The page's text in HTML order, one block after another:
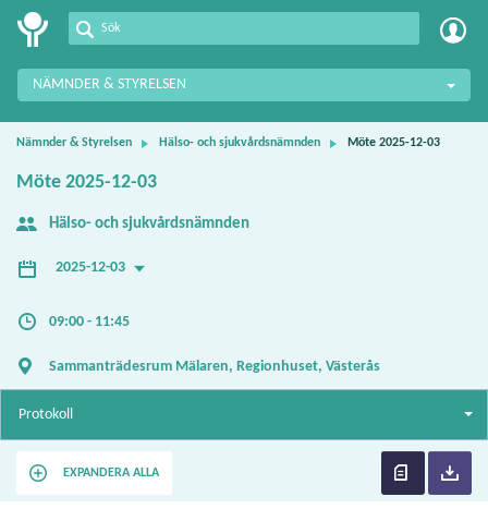
Meetings+
NÄMNDER & STYRELSEN
Nämnder & Styrelsen Hälso- och sjukvårdsnämnden Möte 2025-12-03
Möte 2025-12-03
Hälso- och sjukvårdsnämnden
2025-12-03
09:00 - 11:45
Sammanträdesrum Mälaren, Regionhuset, Västerås
Protokoll
EXPANDERA ALLA